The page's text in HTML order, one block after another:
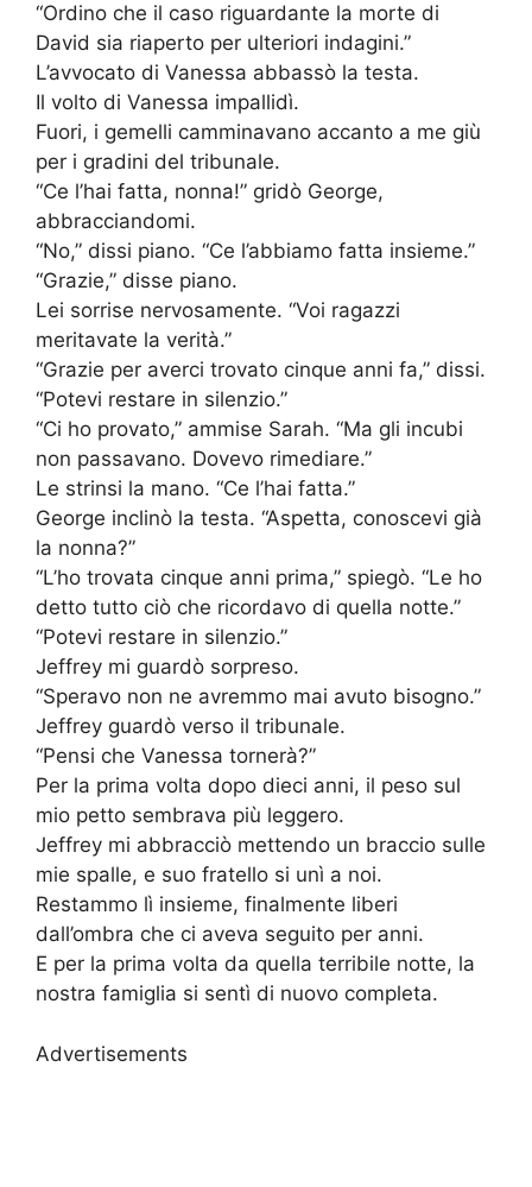
“Ordino che il caso riguardante la morte di
David sia riaperto per ulteriori indagini.”
L’avvocato di Vanessa abbassò la testa.
Il volto di Vanessa impallidì.
Fuori, i gemelli camminavano accanto a me giù
per i gradini del tribunale.
“Ce l’hai fatta, nonna!” gridò George,
abbracciandomi.
“No,” dissi piano. “Ce l’abbiamo fatta insieme.”
“Grazie,” disse piano.
Lei sorrise nervosamente. “Voi ragazzi
meritavate la verità.”
“Grazie per averci trovato cinque anni fa,” dissi.
“Potevi restare in silenzio.”
“Ci ho provato,” ammise Sarah. “Ma gli incubi
non passavano. Dovevo rimediare.”
Le strinsi la mano. “Ce l’hai fatta.”
George inclinò la testa. “Aspetta, conoscevi già
la nonna?”
“L’ho trovata cinque anni prima,” spiegò. “Le ho
detto tutto ciò che ricordavo di quella notte.”
“Potevi restare in silenzio.”
Jeffrey mi guardò sorpreso.
“Speravo non ne avremmo mai avuto bisogno.”
Jeffrey guardò verso il tribunale.
“Pensi che Vanessa tornerà?”
Per la prima volta dopo dieci anni, il peso sul
mio petto sembrava più leggero.
Jeffrey mi abbracciò mettendo un braccio sulle
mie spalle, e suo fratello si unì a noi.
Restammo lì insieme, finalmente liberi
dall’ombra che ci aveva seguito per anni.
E per la prima volta da quella terribile notte, la
nostra famiglia si sentì di nuovo completa.
Advertisements